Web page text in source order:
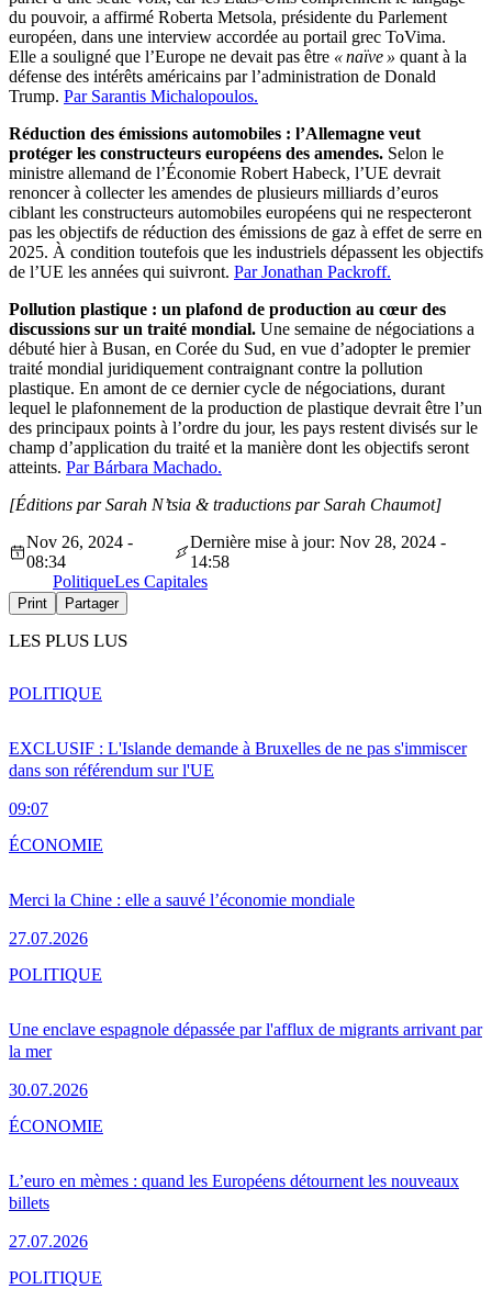
du pouvoir, a affirmé Roberta Metsola, présidente du Parlement
européen, dans une interview accordée au portail grec ToVima.
Elle a souligné que l’Europe ne devait pas être « naïve » quant à la
défense des intérêts américains par l’administration de Donald
Trump. Par Sarantis Michalopoulos.
Réduction des émissions automobiles : l’Allemagne veut
protéger les constructeurs européens des amendes. Selon le
ministre allemand de l’Économie Robert Habeck, l’UE devrait
renoncer à collecter les amendes de plusieurs milliards d’euros
ciblant les constructeurs automobiles européens qui ne respecteront
pas les objectifs de réduction des émissions de gaz à effet de serre en
2025. À condition toutefois que les industriels dépassent les objectifs
de l’UE les années qui suivront. Par Jonathan Packroff.
Pollution plastique : un plafond de production au cœur des
discussions sur un traité mondial. Une semaine de négociations a
débuté hier à Busan, en Corée du Sud, en vue d’adopter le premier
traité mondial juridiquement contraignant contre la pollution
plastique. En amont de ce dernier cycle de négociations, durant
lequel le plafonnement de la production de plastique devrait être l’un
des principaux points à l’ordre du jour, les pays restent divisés sur le
champ d’application du traité et la manière dont les objectifs seront
atteints. Par Bárbara Machado.
[Éditions par Sarah N’tsia & traductions par Sarah Chaumot]
Nov 26, 2024 -
08:34
Dernière mise à jour: Nov 28, 2024 -
14:58
PolitiqueLes Capitales
Print Partager
LES PLUS LUS
EXCLUSIF : L'Islande demande à Bruxelles de ne pas s'immiscer
dans son référendum sur l'UE
09:07
POLITIQUE
Merci la Chine : elle a sauvé l’économie mondiale
27.07.2026
ÉCONOMIE
Une enclave espagnole dépassée par l'afflux de migrants arrivant par
la mer
30.07.2026
POLITIQUE
L’euro en mèmes : quand les Européens détournent les nouveaux
billets
27.07.2026
ÉCONOMIE
POLITIQUE